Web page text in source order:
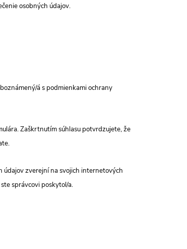
osobných údajov.
á s podmienkami ochrany
Zaškrtnutím súhlasu potvrdzujete, že
údajov zverejní na svojich internetových
správcovi poskytol/a.